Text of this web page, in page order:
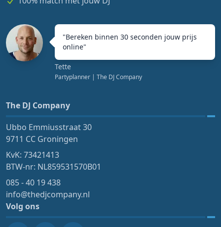
"Bereken binnen 30 seconden jouw prijs
online"
Tette
Partyplanner | The DJ Company
The DJ Company
Ubbo Emmiusstraat 30
9711 CC Groningen
KvK: 73421413
BTW-nr: NL859531570B01
085 - 40 19 438
info@thedjcompany.nl
Volg ons